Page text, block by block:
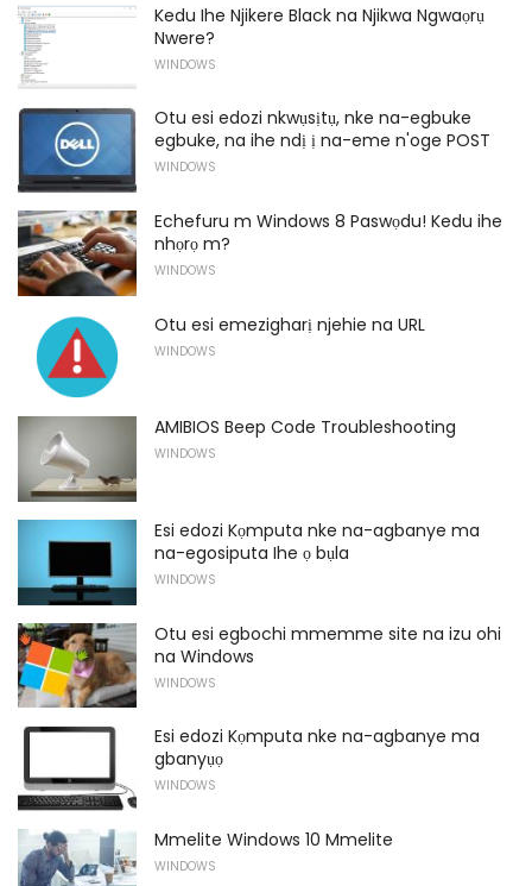
Kedu Ihe Njikere Black na Njikwa Ngwaọrụ
Nwere?
WINDOWS
Otu esi edozi nkwụsịtụ, nke na-egbuke
egbuke, na ihe ndị ị na-eme n'oge POST
WINDOWS
Echefuru m Windows 8 Paswọdu! Kedu ihe
nhọrọ m?
WINDOWS
Otu esi emezigharị njehie na URL
WINDOWS
AMIBIOS Beep Code Troubleshooting
WINDOWS
Esi edozi Kọmputa nke na-agbanye ma
na-egosiputa Ihe ọ bụla
WINDOWS
Otu esi egbochi mmemme site na izu ohi
na Windows
WINDOWS
Esi edozi Kọmputa nke na-agbanye ma
gbanyụọ
WINDOWS
Mmelite Windows 10 Mmelite
WINDOWS